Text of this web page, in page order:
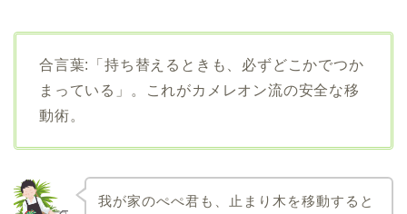
合言葉:「持ち替えるときも、必ずどこかでつか
まっている」。これがカメレオン流の安全な移
動術。
我が家のぺぺ君も、止まり木を移動すると